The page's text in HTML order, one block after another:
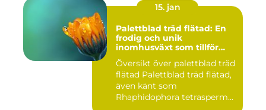
15. jan
Palettblad träd flätad: En
frodig och unik
inomhusväxt som tillför
färg till ditt hem
Översikt över palettblad träd
flätad Palettblad träd flätad,
även känt som
Rhaphidophora tetrasperm...